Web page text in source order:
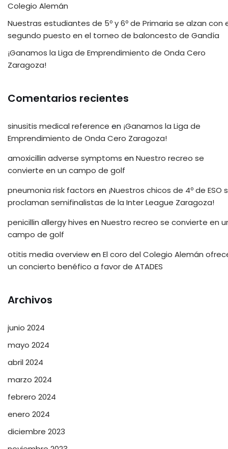
Colegio Alemán
Nuestras estudiantes de 5º y 6º de Primaria se alzan con
segundo puesto en el torneo de baloncesto de Gandía
¡Ganamos la Liga de Emprendimiento de Onda Cero
Zaragoza!
Comentarios recientes
sinusitis medical reference en ¡Ganamos la Liga de
Emprendimiento de Onda Cero Zaragoza!
amoxicillin adverse symptoms en Nuestro recreo se
convierte en un campo de golf
pneumonia risk factors en ¡Nuestros chicos de 4º de ESO
proclaman semifinalistas de la Inter League Zaragoza!
penicillin allergy hives en Nuestro recreo se convierte en
campo de golf
otitis media overviewen El coro del Colegio Alemán
un concierto benéfico a favor de ATADES
Archivos
junio 2024
mayo 2024
abril 2024
marzo 2024
febrero 2024
enero 2024
diciembre 2023